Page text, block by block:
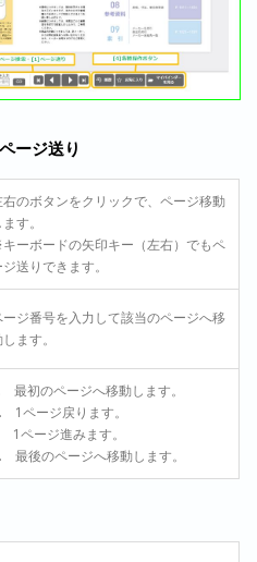
ージ送り
右のボタンをクリックで、ページ移動
す。
ーボードの矢印キー（左右）でもペ
ジ送りできます。
ージ番号を入力して該当のページへ移
ます。
最初のページへ移動します。
1ページ戻ります。
1ページ進みます。
最後のページへ移動します。